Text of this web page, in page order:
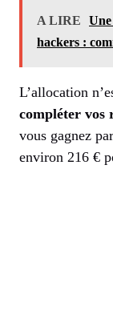
A LIRE
hackers :
L’allocation
compléter vos
vous gagnez
environ 216 €